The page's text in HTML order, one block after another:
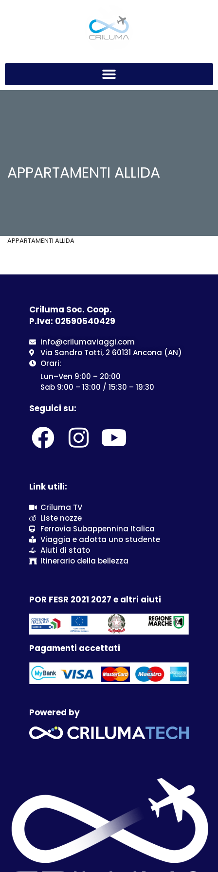
APPARTAMENTI ALLIDA
APPARTAMENTI ALLIDA
Criluma Soc. Coop.
P.Iva: 02590540429
info@crilumaviaggi.com
Via Sandro Totti, 2 60131 Ancona (AN)
Orari:
Lun–Ven 9:00 – 20:00
Sab 9:00 – 13:00 / 15:30 – 19:30
Seguici su:
Link utili:
Criluma TV
Liste nozze
Ferrovia Subappennina Italica
Viaggia e adotta uno studente
Aiuti di stato
Itinerario della bellezza
POR FESR 2021 2027 e altri aiuti
Pagamenti accettati
Powered by